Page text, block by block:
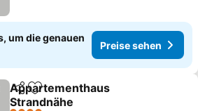
um die genauen
Preise sehen
TeilenZu Favoriten hinzufügen
Appartementhaus
Strandnähe